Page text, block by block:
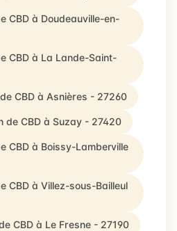
CBD à Doudeauville-en-
CBD à La Lande-Saint-
CBD à Asnières - 27260
de CBD à Suzay - 27420
CBD à Boissy-Lamberville
CBD à Villez-sous-Bailleul
CBD à Le Fresne - 27190